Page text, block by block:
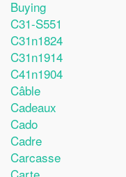
Buying
C31-S551
C31n1824
C31n1914
C41n1904
Câble
Cadeaux
Cado
Cadre
Carcasse